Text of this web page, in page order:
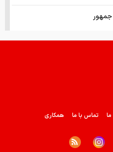
ما تماس با ما همکاری